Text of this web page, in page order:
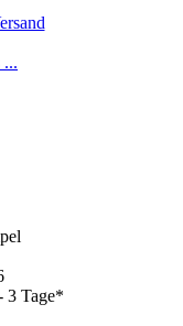
...
3 Tage*